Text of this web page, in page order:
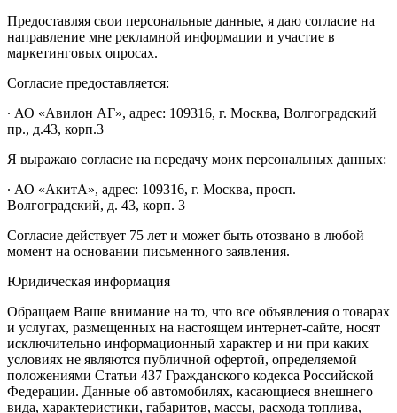
Предоставляя свои персональные данные, я даю согласие на
направление мне рекламной информации и участие в
маркетинговых опросах.
Согласие предоставляется:
∙ АО «Авилон АГ», адрес: 109316, г. Москва, Волгоградский
пр., д.43, корп.3
Я выражаю согласие на передачу моих персональных данных:
∙ АО «АкитА», адрес: 109316, г. Москва, просп.
Волгоградский, д. 43, корп. 3
Согласие действует 75 лет и может быть отозвано в любой
момент на основании письменного заявления.
Юридическая информация
Обращаем Ваше внимание на то, что все объявления о товарах
и услугах, размещенных на настоящем интернет-сайте, носят
исключительно информационный характер и ни при каких
условиях не являются публичной офертой, определяемой
положениями Статьи 437 Гражданского кодекса Российской
Федерации. Данные об автомобилях, касающиеся внешнего
вида, характеристики, габаритов, массы, расхода топлива,